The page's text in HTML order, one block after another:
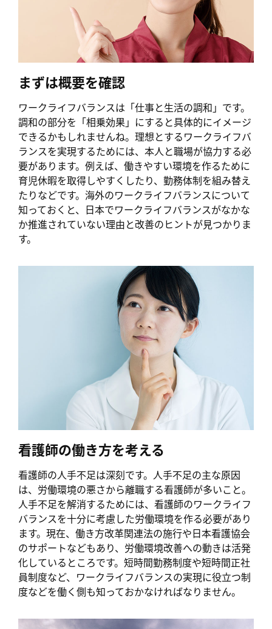
まずは概要を確認
ワークライフバランスは「仕事と生活の調和」です。
調和の部分を「相乗効果」にすると具体的にイメージ
できるかもしれませんね。理想とするワークライフバ
ランスを実現するためには、本人と職場が協力する必
要があります。例えば、働きやすい環境を作るために
育児休暇を取得しやすくしたり、勤務体制を組み替え
たりなどです。海外のワークライフバランスについて
知っておくと、日本でワークライフバランスがなかな
か推進されていない理由と改善のヒントが見つかりま
す。
看護師の働き方を考える
看護師の人手不足は深刻です。人手不足の主な原因
は、労働環境の悪さから離職する看護師が多いこと。
人手不足を解消するためには、看護師のワークライフ
バランスを十分に考慮した労働環境を作る必要があり
ます。現在、働き方改革関連法の施行や日本看護協会
のサポートなどもあり、労働環境改善への動きは活発
化しているところです。短時間勤務制度や短時間正社
員制度など、ワークライフバランスの実現に役立つ制
度などを働く側も知っておかなければなりません。